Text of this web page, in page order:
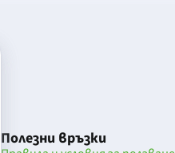
Полезни връзки